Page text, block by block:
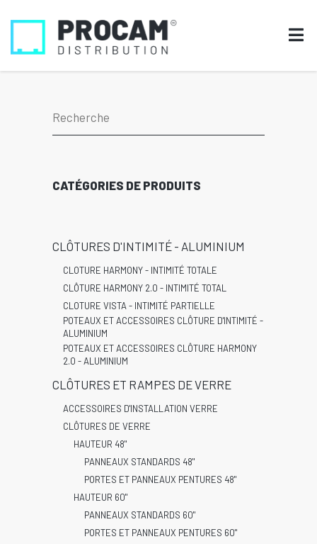
CATÉGORIES DE PRODUITS
CLÔTURES D'INTIMITÉ - ALUMINIUM
CLOTURE HARMONY - INTIMITÉ TOTALE
CLÔTURE HARMONY 2.0 - INTIMITÉ TOTAL
CLOTURE VISTA - INTIMITÉ PARTIELLE
POTEAUX ET ACCESSOIRES CLÔTURE D'INTIMITÉ -
ALUMINIUM
POTEAUX ET ACCESSOIRES CLÔTURE HARMONY
2.0 - ALUMINIUM
CLÔTURES ET RAMPES DE VERRE
ACCESSOIRES D'INSTALLATION VERRE
CLÔTURES DE VERRE
HAUTEUR 48"
PANNEAUX STANDARDS 48"
PORTES ET PANNEAUX PENTURES 48"
HAUTEUR 60"
PANNEAUX STANDARDS 60"
PORTES ET PANNEAUX PENTURES 60"